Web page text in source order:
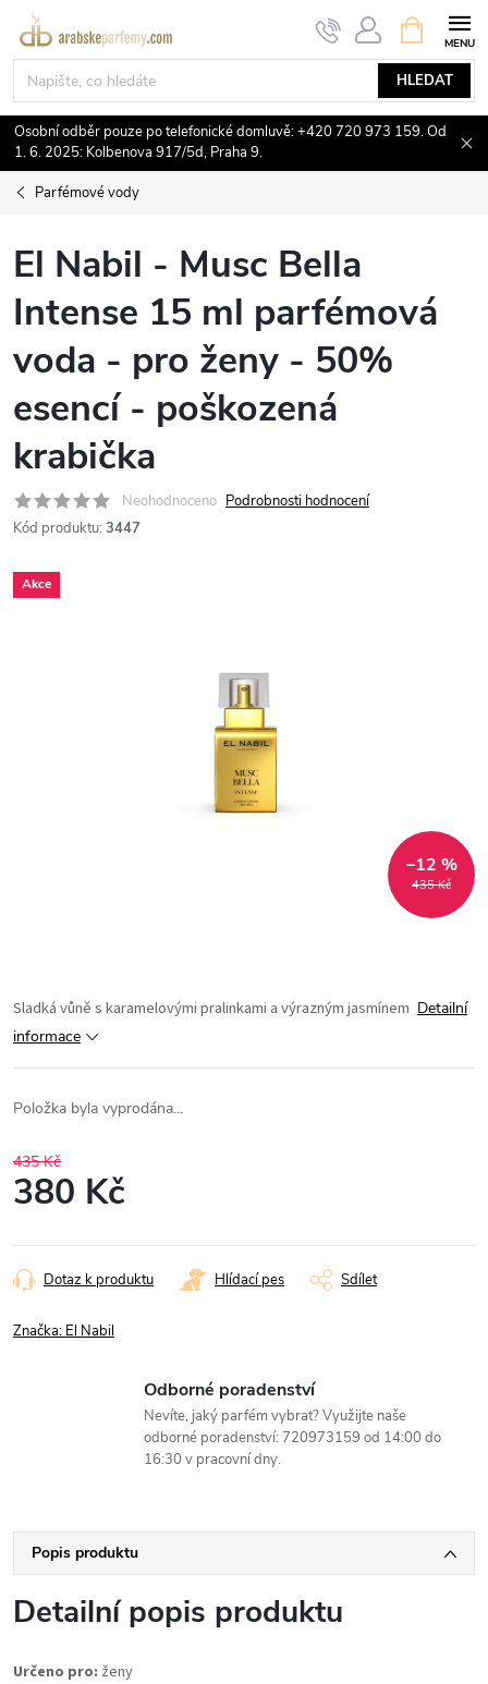
Přejít
obsah
HLEDAT
NÁKUPNÍ
KOŠÍK
Osobní odběr pouze po telefonické domluvě: +420 720 973 159. Od
1. 6. 2025: Kolbenova 917/5d, Praha 9.
Parfémové vody
El Nabil - Musc Bella
Intense 15 ml parfémová
voda - pro ženy - 50%
esencí - poškozená
krabička
Neohodnoceno Podrobnosti hodnocení
Kód produktu: 3447
Akce
435 Kč
–12 %
Sladká vůně s karamelovými pralinkami a výrazným jasmínem Detailní
informace
Položka byla vyprodána…
435 Kč
380 Kč
cena:
Dotaz k produktu Hlídací pes Sdílet
Značka: El Nabil
Odborné poradenství
Nevíte, jaký parfém vybrat? Využijte naše
odborné poradenství: 720973159 od 14:00 do
16:30 v pracovní dny.
Popis produktu
Detailní popis produktu
Určeno pro: ženy